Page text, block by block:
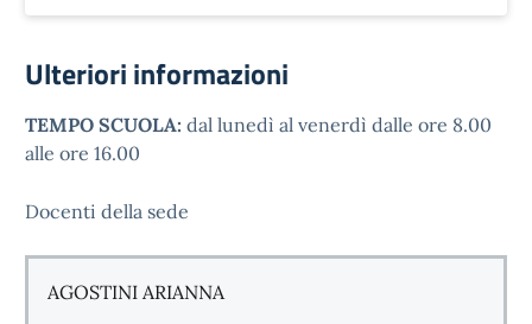
Ulteriori informazioni
TEMPO SCUOLA: dal lunedì al venerdì dalle ore 8.00
alle ore 16.00
Docenti della sede
AGOSTINI ARIANNA